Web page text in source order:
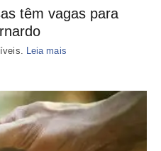
têm vagas para
Leia mais